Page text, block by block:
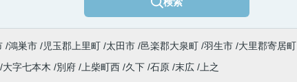
鴻巣市 児玉郡上里町 太田市 邑楽郡大泉町 羽生市 大里郡寄居町
大字七本木 別府 上柴町西 久下 石原 末広
上之